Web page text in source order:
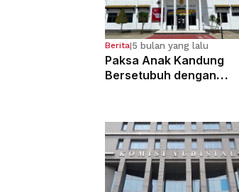
Berita|5 bulan yang lalu
Paksa Anak Kandung
Bersetubuh dengan